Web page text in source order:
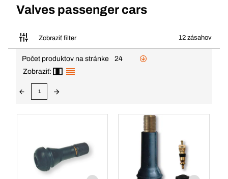
Valves passenger cars
Zobraziť filter 12 zásahov
Počet produktov na stránke
24
Zobraziť:
1